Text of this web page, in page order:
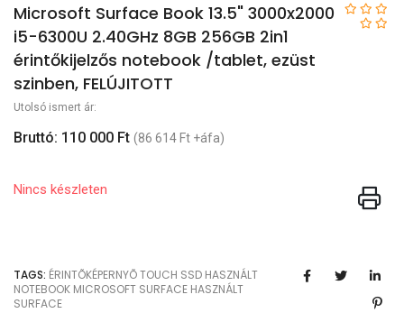
Microsoft Surface Book 13.5" 3000x2000
i5-6300U 2.40GHz 8GB 256GB 2in1
érintőkijelzős notebook /tablet, ezüst
szinben, FELÚJITOTT
Utolsó ismert ár:
Bruttó: 110 000 Ft (86 614 Ft +áfa)
Nincs készleten
TAGS: ÉRINTÕKÉPERNYÕTOUCH SSD HASZNÁLT
NOTEBOOK MICROSOFT SURFACE HASZNÁLT
SURFACE